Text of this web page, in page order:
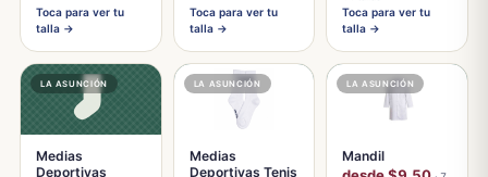
Toca para ver tu
talla →
Toca para ver tu
talla →
Toca para ver tu
talla →
LA ASUNCIÓN
Medias
Deportivas
LA ASUNCIÓN
Medias
Deportivas Tenis
LA ASUNCIÓN
Mandil